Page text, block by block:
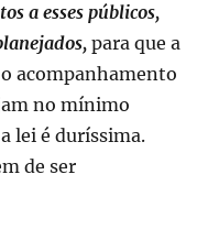
a esses públicos,
para que a
acompanhamento
no mínimo
lei é duríssima.
de ser